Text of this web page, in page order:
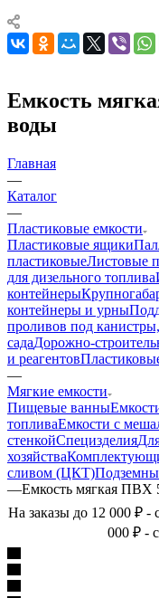
Емкость
воды
Главная
—
Каталог
—
Пластиковые емкости
Пластиковые ящики
пластиковыеЛистовые
для дизельного топлива
контейнеры
контейнеры и урны
проливов под
садаДорожно-
и реагентов
—
Мягкие емкости
Пищевые ванны
топливаЕмкости с
стенкойСпецизделия
хозяйства
сливом (ЦКТ)
—Емкость мягкая ПВХ
На заказы до 12 000 ₽ -
000 ₽ -